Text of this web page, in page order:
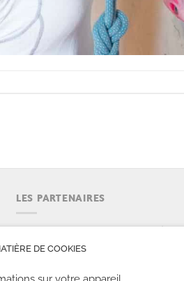
LES PARTENAIRES
DE COOKIES
sur votre appareil.